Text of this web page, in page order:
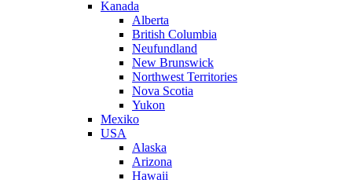
Kanada
Alberta
British Columbia
Neufundland
New Brunswick
Northwest Territories
Nova Scotia
Yukon
Mexiko
USA
Alaska
Arizona
Hawaii